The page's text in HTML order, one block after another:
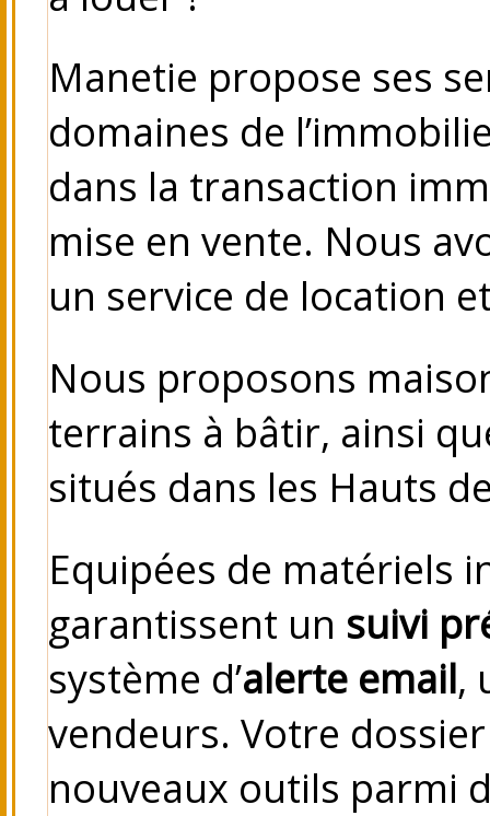
Manetie propose ses
domaines de
dans la transaction
mise en vente. Nous
un service de location
Nous proposons
terrains à bâtir, ainsi
situés dans les Hauts
Equipées de matériels
garantissent un suivi
système d’alerte email,
vendeurs. Votre
nouveaux outils parmi